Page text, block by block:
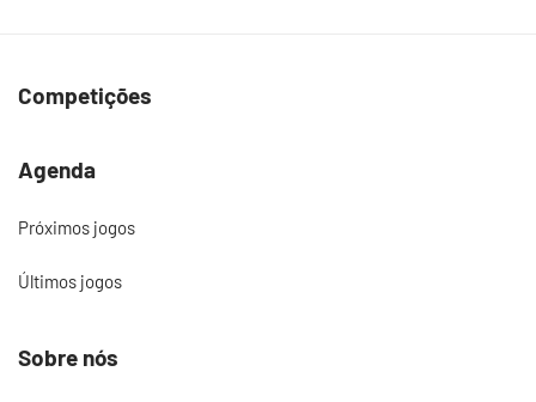
Competições
Agenda
Próximos jogos
Últimos jogos
Sobre nós